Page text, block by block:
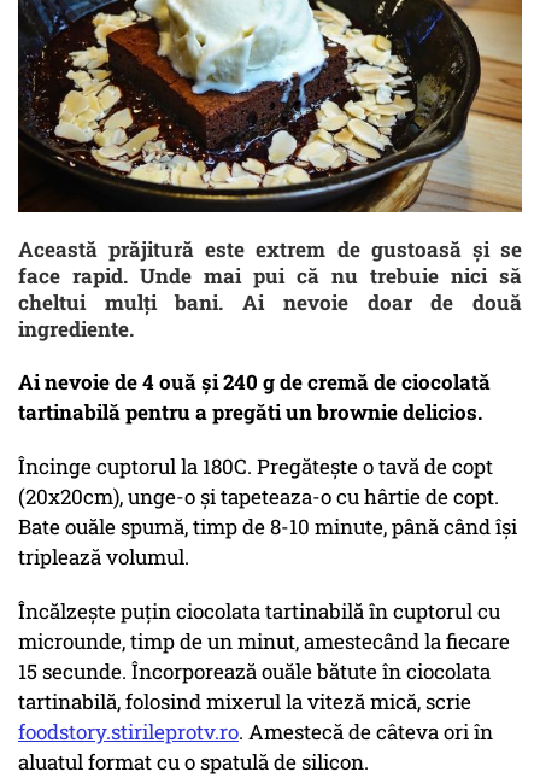
Această prăjitură este extrem de gustoasă și se
face rapid. Unde mai pui că nu trebuie nici să
cheltui mulți bani. Ai nevoie doar de două
ingrediente.
Ai nevoie de 4 ouă și 240 g de cremă de ciocolată
tartinabilă pentru a pregăti un brownie delicios.
Încinge cuptorul la 180C. Pregăteşte o tavă de copt
(20x20cm), unge-o şi tapeteaza-o cu hârtie de copt.
Bate ouăle spumă, timp de 8-10 minute, până când îşi
triplează volumul.
Încălzeşte puţin ciocolata tartinabilă în cuptorul cu
microunde, timp de un minut, amestecând la fiecare
15 secunde. Încorporează ouăle bătute în ciocolata
tartinabilă, folosind mixerul la viteză mică, scrie
foodstory.stirileprotv.ro. Amestecă de câteva ori în
aluatul format cu o spatulă de silicon.